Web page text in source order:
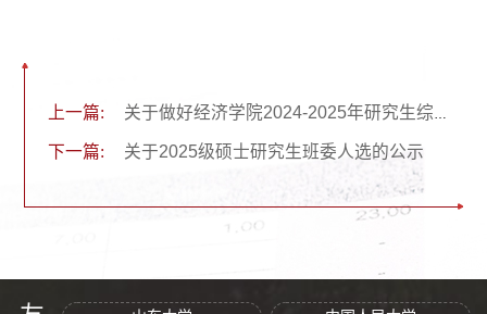
上一篇: 关于做好经济学院2024-2025年研究生综合评价工作的通知
下一篇: 关于2025级硕士研究生班委人选的公示